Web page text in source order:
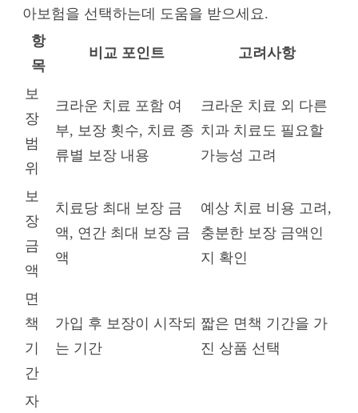
아보험을 선택하는데 도움을 받으세요.
항
목
비교 포인트 고려사항
보
장
범
위
크라운 치료 포함 여
부, 보장 횟수, 치료 종
류별 보장 내용
크라운 치료 외 다른
치과 치료도 필요할
가능성 고려
보
장
금
액
치료당 최대 보장 금
액, 연간 최대 보장 금
액
예상 치료 비용 고려,
충분한 보장 금액인
지 확인
면
책
기
간
가입 후 보장이 시작되
는 기간
짧은 면책 기간을 가
진 상품 선택
자